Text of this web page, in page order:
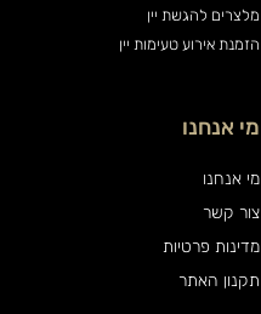
מלצרים להגשת יין
הזמנת אירוע טעימות יין
מי אנחנו
מי אנחנו
צור קשר
מדינות פרטיות
תקנון האתר